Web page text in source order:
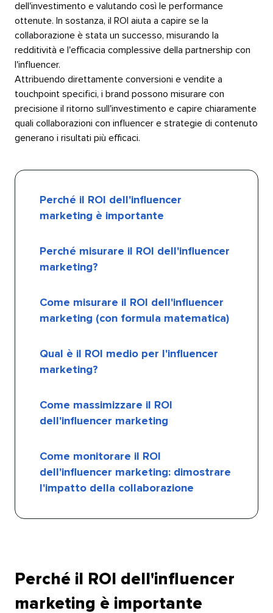
dell'investimento e valutando così le performance
ottenute. In sostanza, il ROI aiuta a capire se la
collaborazione è stata un successo, misurando la
redditività e l'efficacia complessive della partnership con
l'influencer.
Attribuendo direttamente conversioni e vendite a
touchpoint specifici, i brand possono misurare con
precisione il ritorno sull'investimento e capire chiaramente
quali collaborazioni con influencer e strategie di contenuto
generano i risultati più efficaci.​​
Perché il ROI dell'influencer
marketing è importante​​
Perché misurare il ROI dell'influencer
marketing?​​
Come misurare il ROI dell'influencer
marketing (con formula matematica)​​
Qual è il ROI medio per l'influencer
marketing?​​
Come massimizzare il ROI
dell'influencer marketing​​
Come monitorare il ROI
dell'influencer marketing: dimostrare
l'impatto della collaborazione​​
Perché il ROI dell'influencer
marketing è importante​​